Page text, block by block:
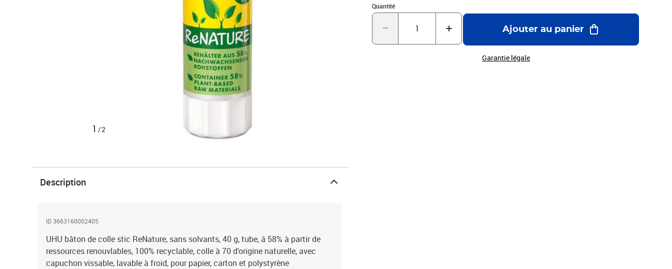
1 /2
Quantité
Quantité : 1
Ajouter au panier
Garantie légale
Description
ID 3663160002405
UHU bâton de colle stic ReNature, sans solvants, 40 g, tube, á 58% à partir de
ressources renouvlables, 100% recyclable, colle à 70 d'origine naturelle, avec
capuchon vissable, lavable à froid, pour papier, carton et polystyrène